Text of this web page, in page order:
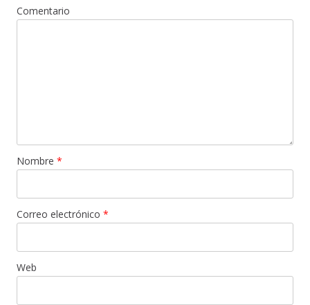
Comentario
Nombre *
Correo electrónico *
Web